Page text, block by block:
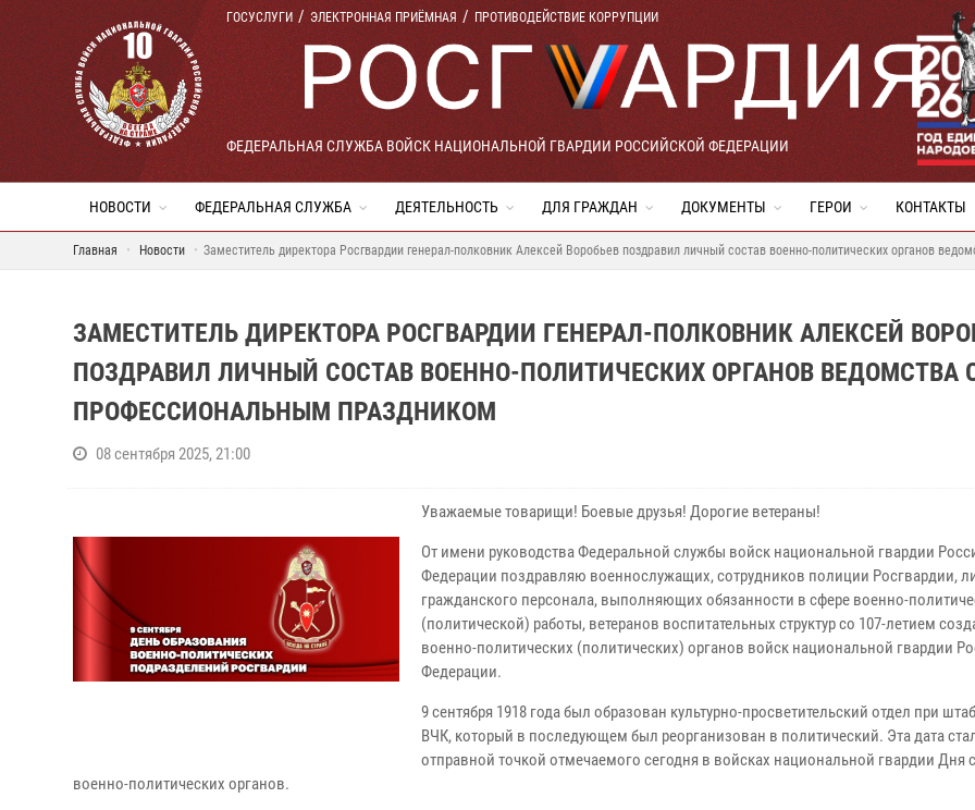
ГОСУСЛУГИ ЭЛЕКТРОННАЯ ПРИЁМНАЯ ПРОТИВОДЕЙСТВИЕ КОРРУПЦИИ
ФЕДЕРАЛЬНАЯ СЛУЖБА ВОЙСК НАЦИОНАЛЬНОЙ ГВАРДИИ РОССИЙСКОЙ ФЕДЕРАЦИИ
НОВОСТИ ФЕДЕРАЛЬНАЯ СЛУЖБА ДЕЯТЕЛЬНОСТЬ ДЛЯ ГРАЖДАН ДОКУМЕНТЫ ГЕРОИ КОНТАКТЫ
Главная Новости Заместитель директора Росгвардии генерал-полковник Алексей Воробьев поздравил личный состав военно-политических органов
ЗАМЕСТИТЕЛЬ ДИРЕКТОРА РОСГВАРДИИ ГЕНЕРАЛ-ПОЛКОВНИК АЛЕКСЕЙ
ПОЗДРАВИЛ ЛИЧНЫЙ СОСТАВ ВОЕННО-ПОЛИТИЧЕСКИХ ОРГАНОВ ВЕДОМСТВА
ПРОФЕССИОНАЛЬНЫМ ПРАЗДНИКОМ
08 сентября 2025, 21:00
Уважаемые товарищи! Боевые друзья! Дорогие ветераны!
От имени руководства Федеральной службы войск национальной гвардии
Федерации поздравляю военнослужащих, сотрудников полиции Росгвардии,
гражданского персонала, выполняющих обязанности в сфере военно-
(политической) работы, ветеранов воспитательных структур со 107-летием
военно-политических (политических) органов войск национальной гвардии
Федерации.
9 сентября 1918 года был образован культурно-просветительский отдел при
ВЧК, который в последующем был реорганизован в политический. Эта дата
отправной точкой отмечаемого сегодня в войсках национальной гвардии Дня
военно-политических органов.